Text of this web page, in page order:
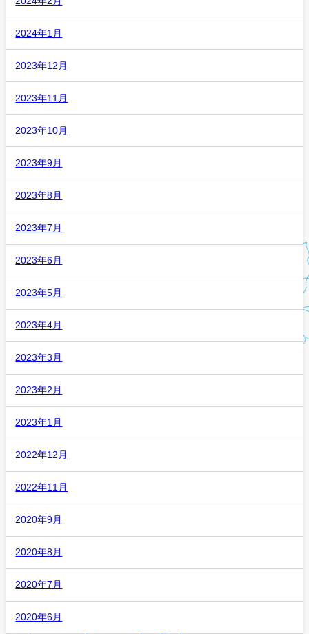
2024年1月
2023年12月
2023年11月
2023年10月
2023年9月
2023年8月
2023年7月
2023年6月
2023年5月
2023年4月
2023年3月
2023年2月
2023年1月
2022年12月
2022年11月
2020年9月
2020年8月
2020年7月
2020年6月